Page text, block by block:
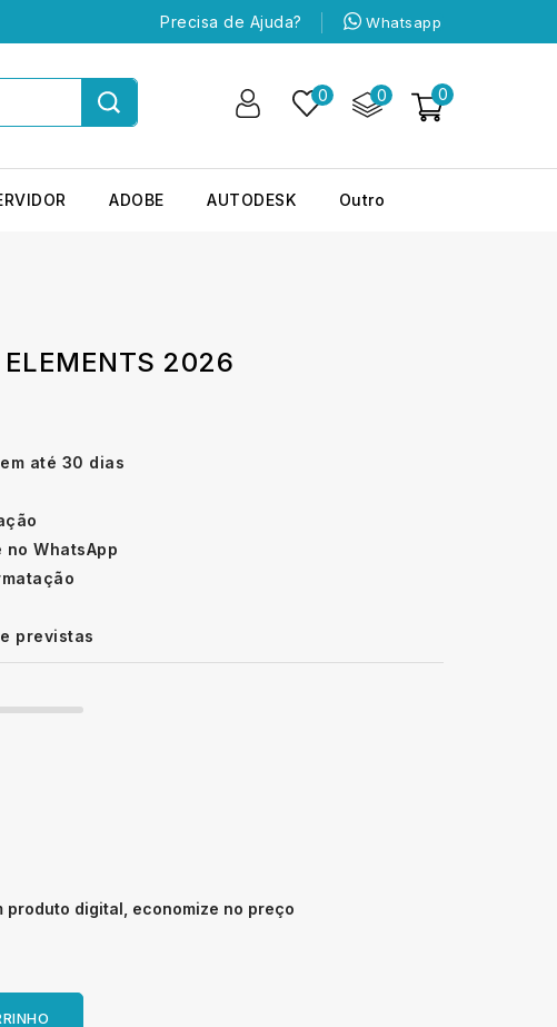
Whatsapp
Precisa de Ajuda?
0
0
0
ADOBE AUTODESK Outro
ELEMENTS 2026
até 30 dias
WhatsApp
previstas
digital, economize no preço